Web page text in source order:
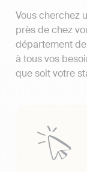
Vous cherchez
près de chez
département
à tous vos
que soit votre